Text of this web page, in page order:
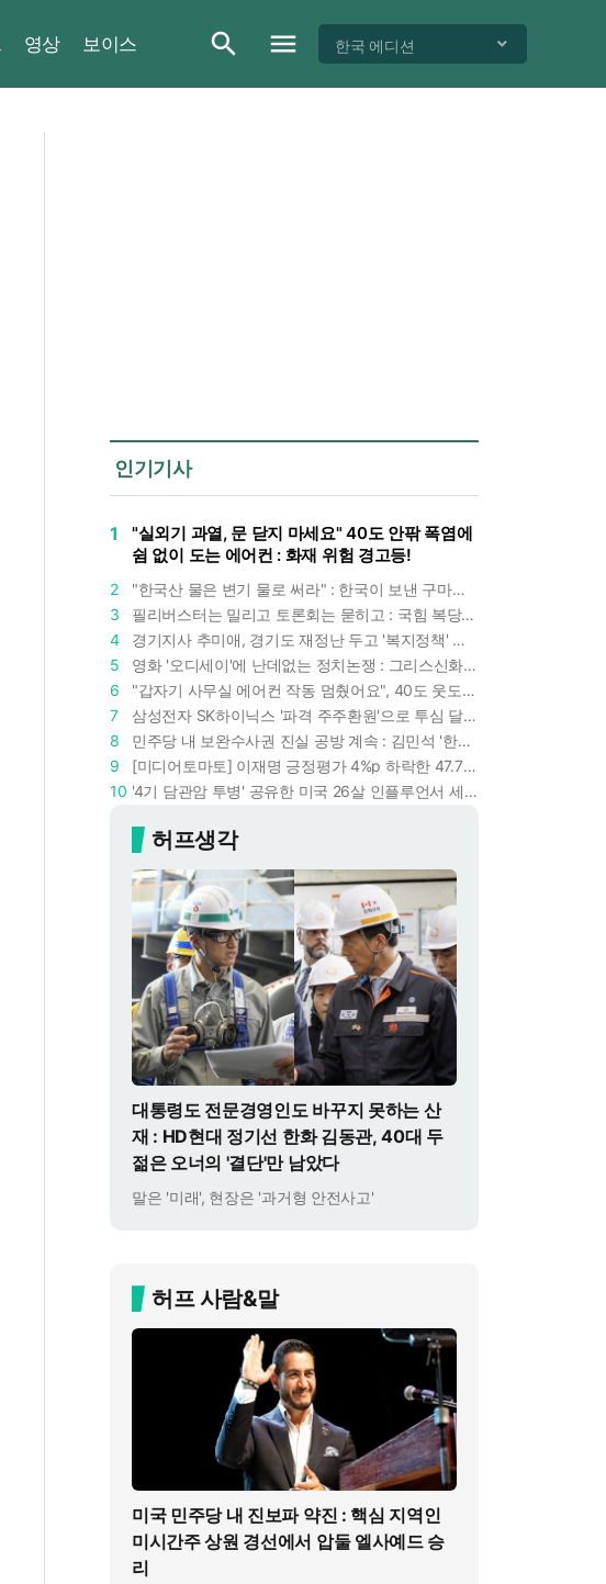
영상 보이스 한국 에디션
인기기사
1
"실외기 과열, 문 닫지 마세요" 40도 안팎 폭염에
쉼 없이 도는 에어컨 : 화재 위험 경고등!
2
"한국산 물은 변기 물로 써라" : 한국이 보낸 구마모토 지진 구호품에 한 일본인의 '어처구니 없는' 반응
3
필리버스터는 밀리고 토론회는 묻히고 : 국힘 복당 원하는 한동훈, '검사 정치'의 한계만 드러내나
4
경기지사 추미애, 경기도 재정난 두고 '복지정책' 탓하는 시선에 정면 반박 : "고령자와 아이 인구 급증"
5
영화 '오디세이'에 난데없는 정치논쟁 : 그리스신화 공간에서 '트럼프 전쟁의 참혹함'이 보인다
6
"갑자기 사무실 에어컨 작동 멈췄어요", 40도 웃도는 기온에 에어컨도 숨이 찬다
7
삼성전자 SK하이닉스 '파격 주주환원'으로 투심 달래고 주가도 받칠까, 100조 넘는 추가 배당 재원에 쏠리는 눈
8
민주당 내 보완수사권 진실 공방 계속 : 김민석 '한정애 정책위의장' 발언 근거로 내세우자 사무총장 지낸 조승래 반박
9
[미디어토마토] 이재명 긍정평가 4%p 하락한 47.7%, 중도층 '부정 49.7% vs 긍정 42.9%'
10
'4기 담관암 투병' 공유한 미국 26살 인플루언서 세상 떠났다 : 3년간 보여준 희망과 용기
허프생각
대통령도 전문경영인도 바꾸지 못하는 산
재 : HD현대 정기선 한화 김동관, 40대 두
젊은 오너의 '결단'만 남았다
말은 '미래', 현장은 '과거형 안전사고'
허프 사람&말
미국 민주당 내 진보파 약진 : 핵심 지역인
미시간주 상원 경선에서 압둘 엘사예드 승
리